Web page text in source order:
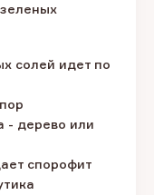
солей идет по
- дерево или
спорофит